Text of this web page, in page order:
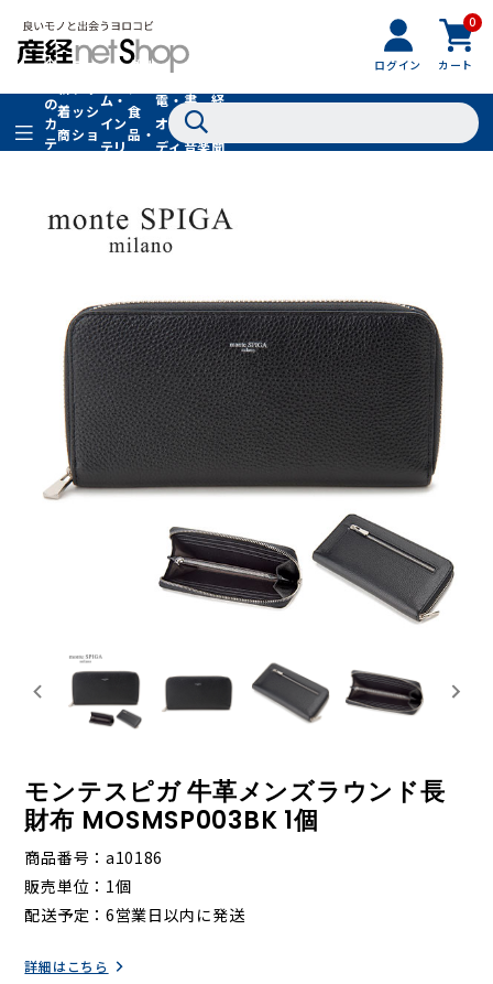
ログイン
0
カート
全
の
カ
テ
着
商
品
フ
ッ
シ
ョ
フ
ァ
シ
ョ
ン
ム・
イン
テリ
グル
食
品・
ドリ
家
電・
オー
ディ
書
籍・
音楽
経
聞
モンテスピガ 牛革メンズラウンド長
財布 MOSMSP003BK 1個
商品番号
a10186
販売単位
1個
配送予定
6営業日以内に発送
詳細はこちら